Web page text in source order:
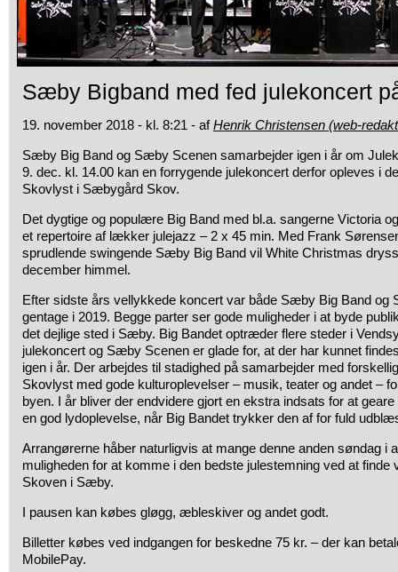
Sæby Bigband med fed julekoncert
19. november 2018 - kl. 8:21 - afHenrik Christensen (web-
Sæby Big Band og Sæby Scenen samarbejder igen i år om
9. dec. kl. 14.00 kan en forrygende julekoncert derfor opleves i
Skovlyst i Sæbygård Skov.
Det dygtige og populære Big Band med bl.a. sangerne Victoria
et repertoire af lækker julejazz – 2 x 45 min. Med Frank
sprudlende swingende Sæby Big Band vil White Christmas
december himmel.
Efter sidste års vellykkede koncert var både Sæby Big Band og
gentage i 2019. Begge parter ser gode muligheder i at byde
det dejlige sted i Sæby. Big Bandet optræder flere steder i
julekoncert og Sæby Scenen er glade for, at der har kunnet
igen i år. Der arbejdes til stadighed på samarbejder med
Skovlyst med gode kulturoplevelser – musik, teater og andet –
byen. I år bliver der endvidere gjort en ekstra indsats for at
en god lydoplevelse, når Big Bandet trykker den af for fuld
Arrangørerne håber naturligvis at mange denne anden søndag i
muligheden for at komme i den bedste julestemning ved at finde
Skoven i Sæby.
I pausen kan købes gløgg, æbleskiver og andet godt.
Billetter købes ved indgangen for beskedne 75 kr. – der kan
MobilePay.